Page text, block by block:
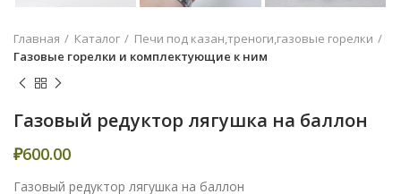
Главная Каталог
Печи под казан,треноги,газовые горелки
Газовые горелки и комплектующие к ним
Газовый редуктор лягушка на баллон
₽600.00
Газовый редуктор лягушка на баллон